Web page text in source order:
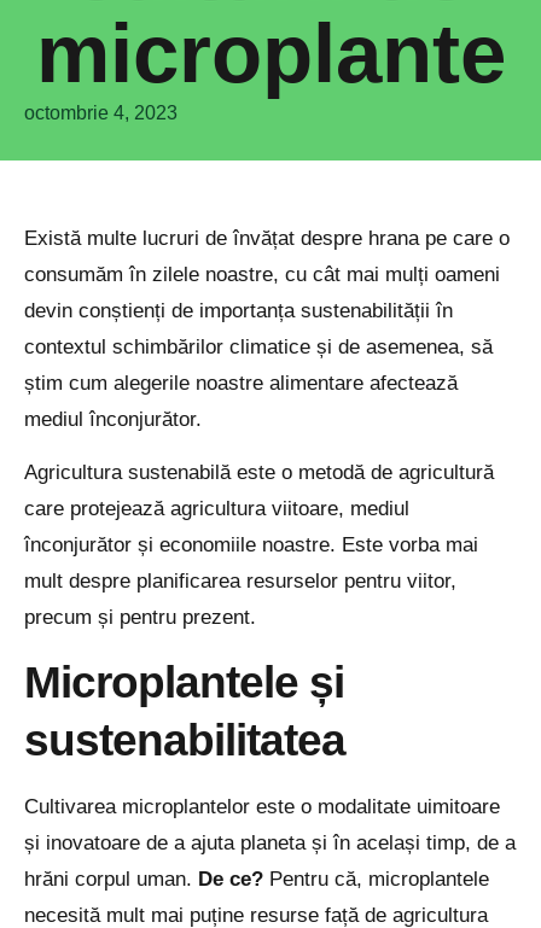
microplante
octombrie 4, 2023
Există multe lucruri de învățat despre hrana pe care o
consumăm în zilele noastre, cu cât mai mulți oameni
devin conștienți de importanța sustenabilității în
contextul schimbărilor climatice și de asemenea, să
știm cum alegerile noastre alimentare afectează
mediul înconjurător.
Agricultura sustenabilă este o metodă de agricultură
care protejează agricultura viitoare, mediul
înconjurător și economiile noastre. Este vorba mai
mult despre planificarea resurselor pentru viitor,
precum și pentru prezent.
Microplantele și
sustenabilitatea
Cultivarea microplantelor este o modalitate uimitoare
și inovatoare de a ajuta planeta și în același timp, de a
hrăni corpul uman. De ce? Pentru că, microplantele
necesită mult mai puține resurse față de agricultura